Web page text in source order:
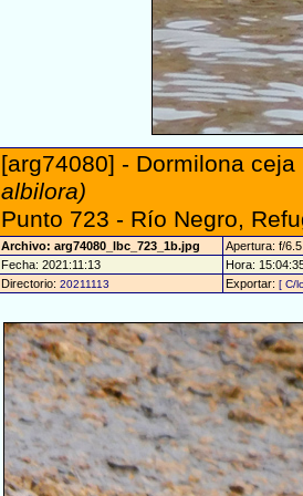
[arg74080] - Dormilona
albilora)
Punto 723 - Río Negro,
Archivo: arg74080_lbc_723_1b.jpg
Apertura: f/6.5
Fecha: 2021:11:13
Hora:
Directorio: 20211113 Exportar: [ C/